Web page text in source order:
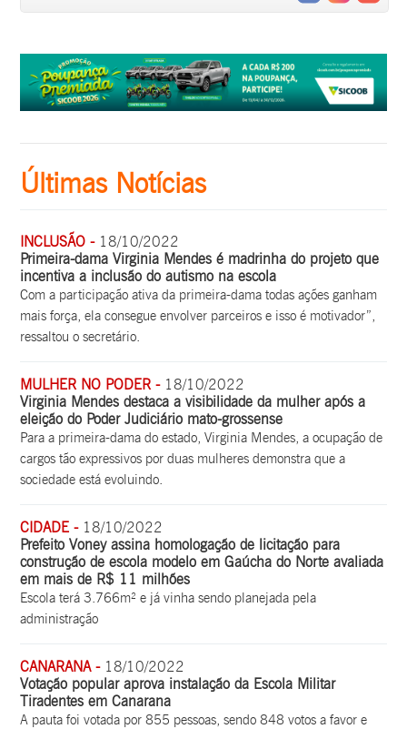
Últimas Notícias
INCLUSÃO - 18/10/2022
Primeira-dama Virginia Mendes é madrinha do projeto que
incentiva a inclusão do autismo na escola
Com a participação ativa da primeira-dama todas ações ganham
mais força, ela consegue envolver parceiros e isso é motivador”,
ressaltou o secretário.
MULHER NO PODER - 18/10/2022
Virginia Mendes destaca a visibilidade da mulher após a
eleição do Poder Judiciário mato-grossense
Para a primeira-dama do estado, Virginia Mendes, a ocupação de
cargos tão expressivos por duas mulheres demonstra que a
sociedade está evoluindo.
CIDADE - 18/10/2022
Prefeito Voney assina homologação de licitação para
construção de escola modelo em Gaúcha do Norte avaliada
em mais de R$ 11 milhões
Escola terá 3.766m² e já vinha sendo planejada pela
administração
CANARANA - 18/10/2022
Votação popular aprova instalação da Escola Militar
Tiradentes em Canarana
A pauta foi votada por 855 pessoas, sendo 848 votos a favor e